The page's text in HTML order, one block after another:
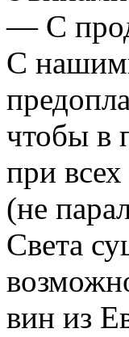
— С
С
чтобы в
при
(не
Света
вин из